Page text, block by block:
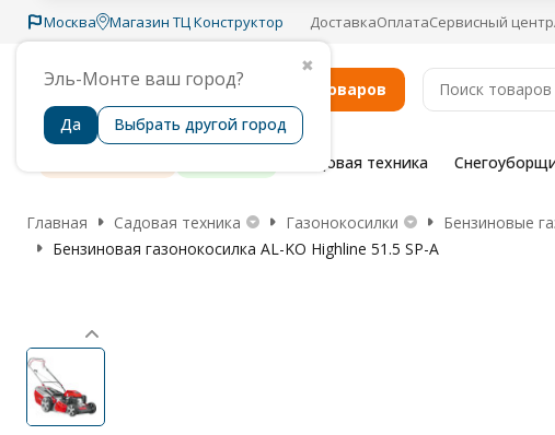
Москва
✖
Эль-Монте ваш город?
Да Выбрать другой город
Магазин ТЦ Конструктор ДоставкаОплатаСервисный центр
Каталог товаров
Садовая техника
Главная Садовая техника Газонокосилки
Бензиновые
Бензиновая газонокосилка AL-KO Highline 51.5 SP-A